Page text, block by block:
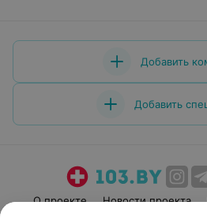
Добавить
Добавить
О проекте Новости проекта